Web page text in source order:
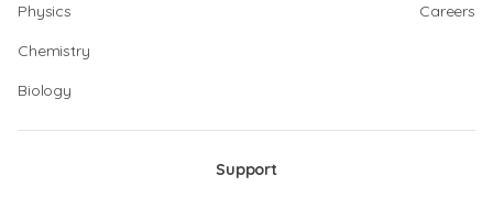
Physics
Chemistry
Biology
Careers
Support